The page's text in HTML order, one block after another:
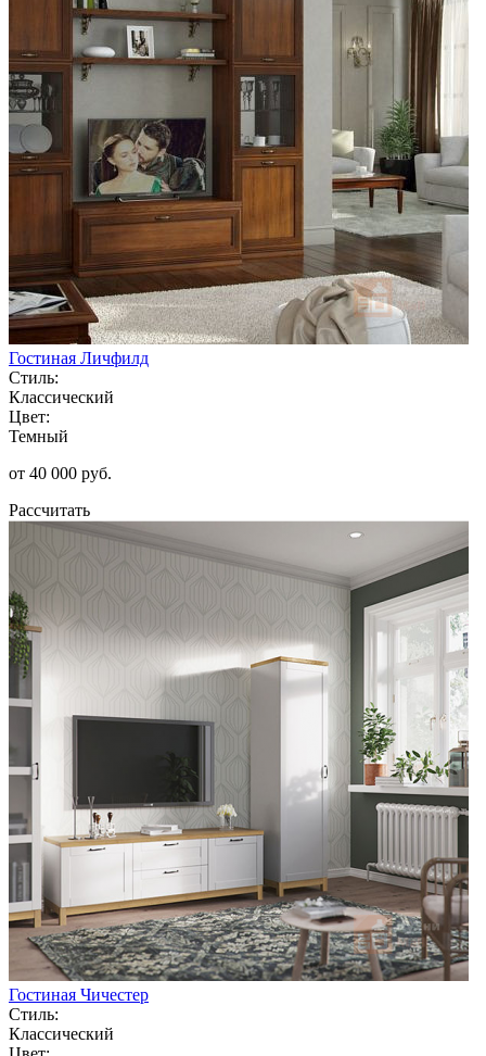
Гостиная Личфилд
Стиль:
Классический
Цвет:
Темный
от 40 000 руб.
Рассчитать
Гостиная Чичестер
Стиль:
Классический